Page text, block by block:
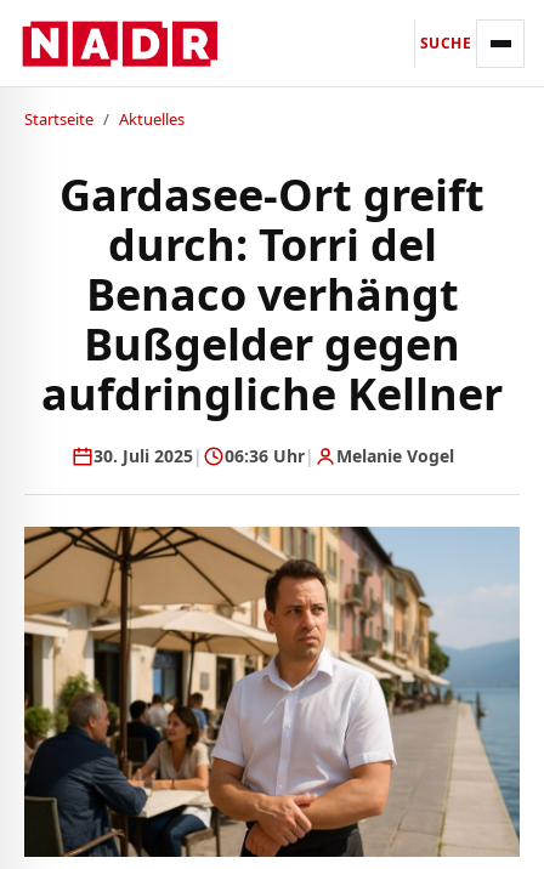
SUCHE
Startseite / Aktuelles
Gardasee-Ort greift
durch: Torri del
Benaco verhängt
Bußgelder gegen
aufdringliche Kellner
30. Juli 2025| 06:36 Uhr| Melanie Vogel